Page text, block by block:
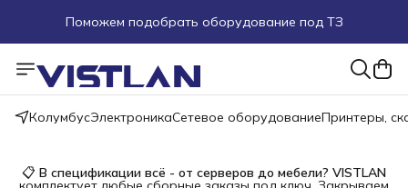
Поможем подобрать оборудование под ТЗ
Пуско-наладочные работы
Пришлите запрос на e-mail или в чат
КолумбусЭлектроникаСетевое оборудованиеПринтеры,
📋 В спецификации всё - от серверов до мебели? VISTLAN